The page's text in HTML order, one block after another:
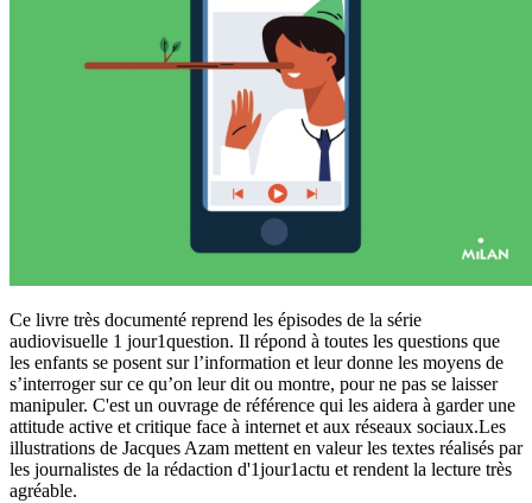
Ce livre très documenté reprend les épisodes de la série
audiovisuelle 1 jour1question. Il répond à toutes les questions que
les enfants se posent sur l’information et leur donne les moyens de
s’interroger sur ce qu’on leur dit ou montre, pour ne pas se laisser
manipuler. C'est un ouvrage de référence qui les aidera à garder une
attitude active et critique face à internet et aux réseaux sociaux.Les
illustrations de Jacques Azam mettent en valeur les textes réalisés par
les journalistes de la rédaction d'1jour1actu et rendent la lecture très
agréable.